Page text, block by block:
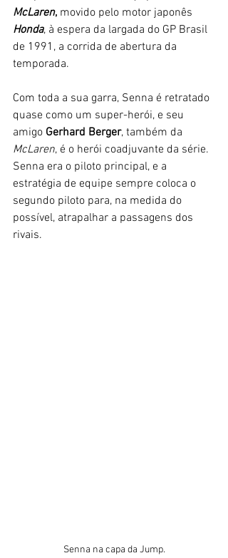
McLaren, movido pelo motor japonês
Honda, à espera da largada do GP Brasil
de 1991, a corrida de abertura da
temporada.
Com toda a sua garra, Senna é retratado
quase como um super-herói, e seu
amigo Gerhard Berger, também da
McLaren, é o herói coadjuvante da série.
Senna era o piloto principal, e a
estratégia de equipe sempre coloca o
segundo piloto para, na medida do
possível, atrapalhar a passagens dos
rivais.
Senna na capa da Jump.